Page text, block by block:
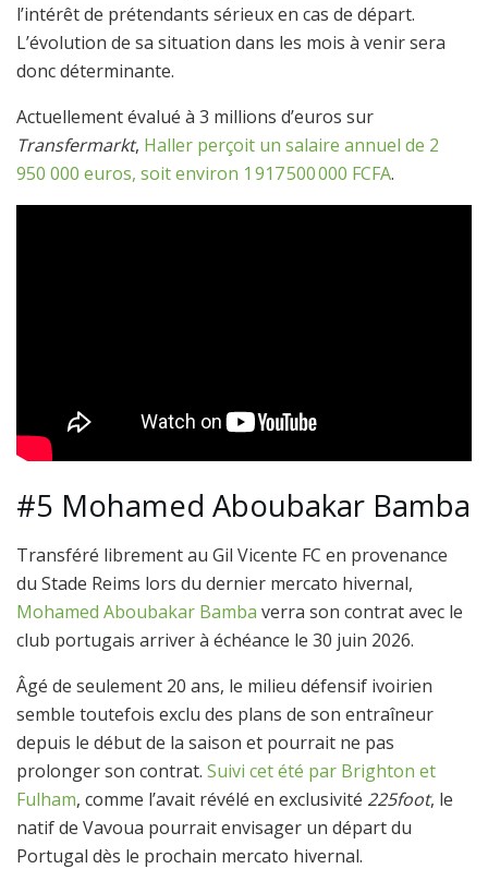
l’intérêt de prétendants sérieux en cas de départ.
L’évolution de sa situation dans les mois à venir sera
donc déterminante.
Actuellement évalué à 3 millions d’euros sur
Transfermarkt, Haller perçoit un salaire annuel de 2
950 000 euros, soit environ 1 917 500 000 FCFA.
#5 Mohamed Aboubakar Bamba
Transféré librement au Gil Vicente FC en provenance
du Stade Reims lors du dernier mercato hivernal,
Mohamed Aboubakar Bamba verra son contrat avec le
club portugais arriver à échéance le 30 juin 2026.
Âgé de seulement 20 ans, le milieu défensif ivoirien
semble toutefois exclu des plans de son entraîneur
depuis le début de la saison et pourrait ne pas
prolonger son contrat. Suivi cet été par Brighton et
Fulham, comme l’avait révélé en exclusivité 225foot, le
natif de Vavoua pourrait envisager un départ du
Portugal dès le prochain mercato hivernal.